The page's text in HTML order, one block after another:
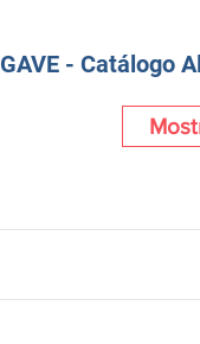
GAVE - Catálogo